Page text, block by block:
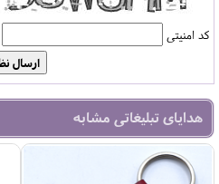
کد امنیتی
هدایای تبلیغاتی مشابه